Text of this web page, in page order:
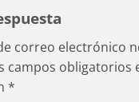
correo electrónico
campos obligatorios
*